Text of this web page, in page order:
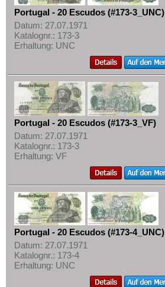
Portugal - 20 Escudos (#173-3_UNC)
Datum: 27.07.1971
Katalognr.: 173-3
Erhaltung: UNC
Portugal - 20 Escudos (#173-3_VF)
Datum: 27.07.1971
Katalognr.: 173-3
Erhaltung: VF
Portugal - 20 Escudos (#173-4_UNC)
Datum: 27.07.1971
Katalognr.: 173-4
Erhaltung: UNC